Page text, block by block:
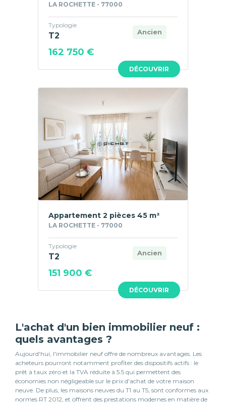
DÉCOUVRIR
LA ROCHETTE - 77000
Ancien
Typologie
T2
162 750 €
DÉCOUVRIR
Appartement 2 pièces 45 m²
LA ROCHETTE - 77000
Ancien
Typologie
T2
151 900 €
L'achat d'un bien immobilier neuf :
quels avantages ?
Aujourd'hui, l'immobilier neuf offre de nombreux avantages. Les
acheteurs pourront notamment profiter des dispositifs actifs : le
prêt à taux zéro et la TVA réduite à 5.5 qui permettent des
économies non négligeable sur le prix d'achat de votre maison
neuve. De plus, les maisons neuves du T1 au T5, sont conformes aux
normes RT 2012, et offrent des prestations modernes en matière de